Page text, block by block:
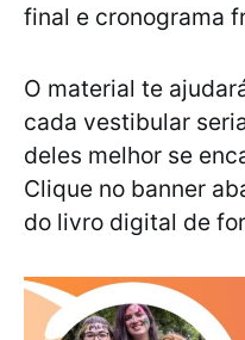
final e cronograma
O material te
cada vestibular
deles melhor se
Clique no banner
do livro digital de